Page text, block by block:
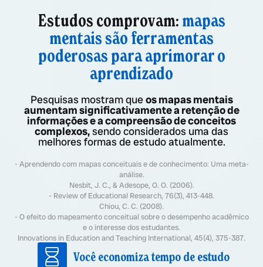
Estudos comprovam: mapas
mentais são ferramentas
poderosas para aprimorar o
aprendizado
Pesquisas mostram queos mapas mentais
aumentam significativamente a retenção de
informações e a compreensão de conceitos
complexos,sendo considerados uma das
melhores formas de estudo atualmente.
- Aprendendo com mapas conceituais e de conhecimento: Uma meta-
análise.
Nesbit, J. C., & Adesope, O. O. (2006).
- Review of Educational Research, 76(3), 413-448.
Chiou, C. C. (2008).
- O efeito do mapeamento conceitual sobre o desempenho acadêmico
e o interesse dos estudantes.
Innovations in Education and Teaching International, 45(4), 375-387.
Você economiza tempo de estudo